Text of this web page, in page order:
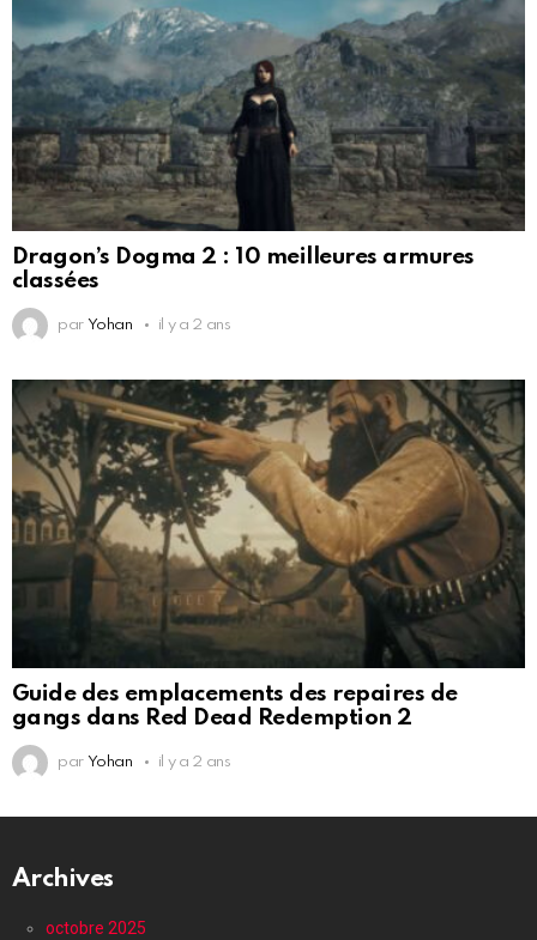
Dragon’s Dogma 2 : 10 meilleures armures
classées
par Yohan il y a 2 ans
Guide des emplacements des repaires de
gangs dans Red Dead Redemption 2
par Yohan il y a 2 ans
Archives
octobre 2025